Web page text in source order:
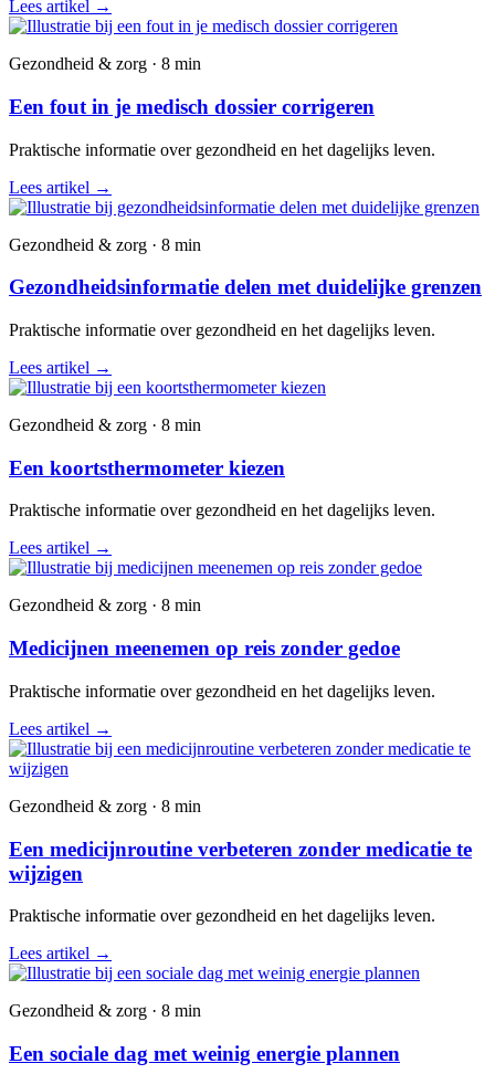
Lees artikel →
Gezondheid & zorg · 8 min
Een fout in je medisch dossier corrigeren
Praktische informatie over gezondheid en het dagelijks leven.
Lees artikel →
Gezondheid & zorg · 8 min
Gezondheidsinformatie delen met duidelijke grenzen
Praktische informatie over gezondheid en het dagelijks leven.
Lees artikel →
Gezondheid & zorg · 8 min
Een koortsthermometer kiezen
Praktische informatie over gezondheid en het dagelijks leven.
Lees artikel →
Gezondheid & zorg · 8 min
Medicijnen meenemen op reis zonder gedoe
Praktische informatie over gezondheid en het dagelijks leven.
Lees artikel →
Gezondheid & zorg · 8 min
Een medicijnroutine verbeteren zonder medicatie te
wijzigen
Praktische informatie over gezondheid en het dagelijks leven.
Lees artikel →
Gezondheid & zorg · 8 min
Een sociale dag met weinig energie plannen